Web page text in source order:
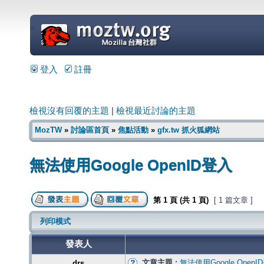
=
登入 註冊
檢視沒有回覆的主題 檢視最近討論的主題
MozTW» 討論區首頁 » 焦點活動 » gfx.tw 抓火狐網站
無法使用Google OpenID登入
第 1 頁 (共 1 頁) [ 1 篇文章 ]
列印模式
發表人